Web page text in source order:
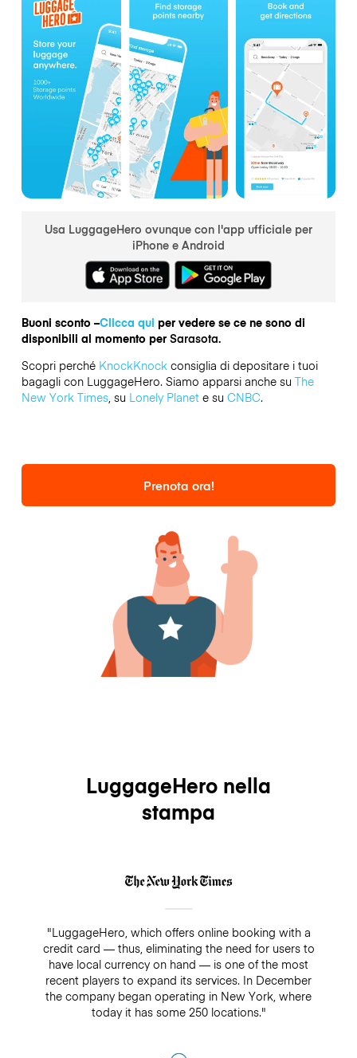
Usa LuggageHero ovunque con l'app ufficiale per
iPhone e Android
Buoni sconto –Clicca qui per vedere se ce ne sono di
disponibili al momento per Sarasota.
Scopri perché KnockKnockconsiglia di depositare i tuoi
bagagli con LuggageHero. Siamo apparsi anche su The
New York Times, su Lonely Planete su CNBC.
Prenota ora!
LuggageHero nella
stampa
"LuggageHero, which offers online booking with a
credit card — thus, eliminating the need for users to
have local currency on hand — is one of the most
recent players to expand its services. In December
the company began operating in New York, where
today it has some 250 locations."